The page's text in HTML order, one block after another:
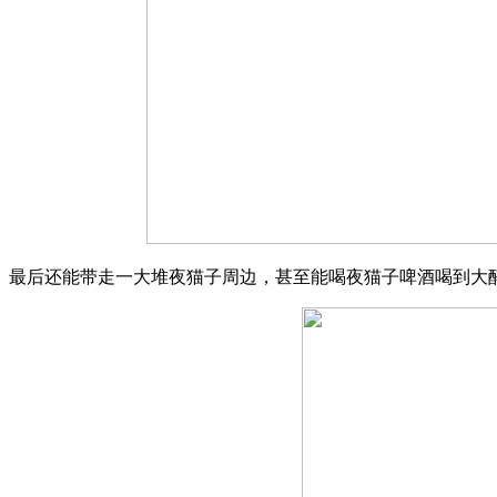
最后还能带走一大堆夜猫子周边，甚至能喝夜猫子啤酒喝到大